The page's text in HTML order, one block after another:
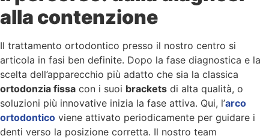
alla contenzione
Il trattamento ortodontico presso il nostro centro si
articola in fasi ben definite. Dopo la fase diagnostica e la
scelta dell’apparecchio più adatto che sia la classica
ortodonzia fissa con i suoi brackets di alta qualità, o
soluzioni più innovative inizia la fase attiva. Qui, l’arco
ortodontico viene attivato periodicamente per guidare i
denti verso la posizione corretta. Il nostro team